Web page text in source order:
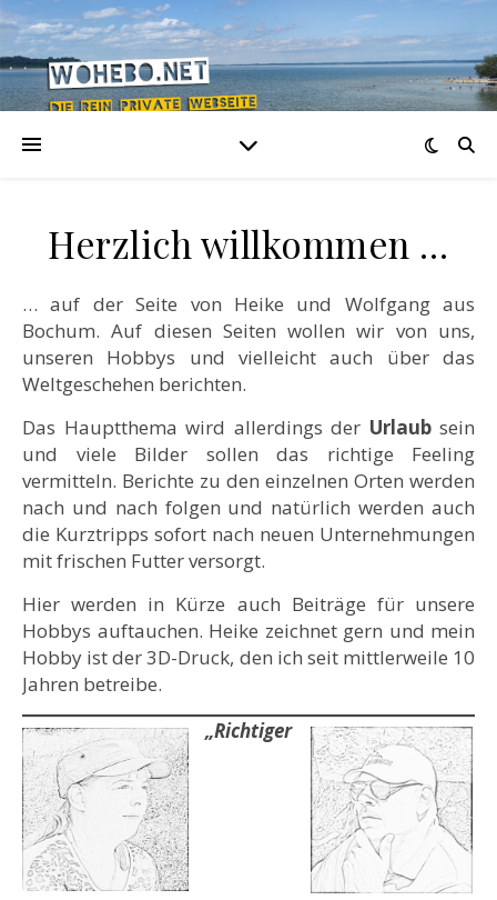
Herzlich willkommen …
… auf der Seite von Heike und Wolfgang aus
Bochum. Auf diesen Seiten wollen wir von uns,
unseren Hobbys und vielleicht auch über das
Weltgeschehen berichten.
Das Hauptthema wird allerdings der Urlaubsein
und viele Bilder sollen das richtige Feeling
vermitteln. Berichte zu den einzelnen Orten werden
nach und nach folgen und natürlich werden auch
die Kurztripps sofort nach neuen Unternehmungen
mit frischen Futter versorgt.
Hier werden in Kürze auch Beiträge für unsere
Hobbys auftauchen. Heike zeichnet gern und mein
Hobby ist der 3D-Druck, den ich seit mittlerweile 10
Jahren betreibe.
„Richtiger